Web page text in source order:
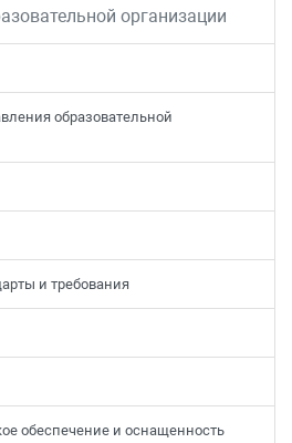
организации
образовательной
и требования
обеспечение и оснащенность